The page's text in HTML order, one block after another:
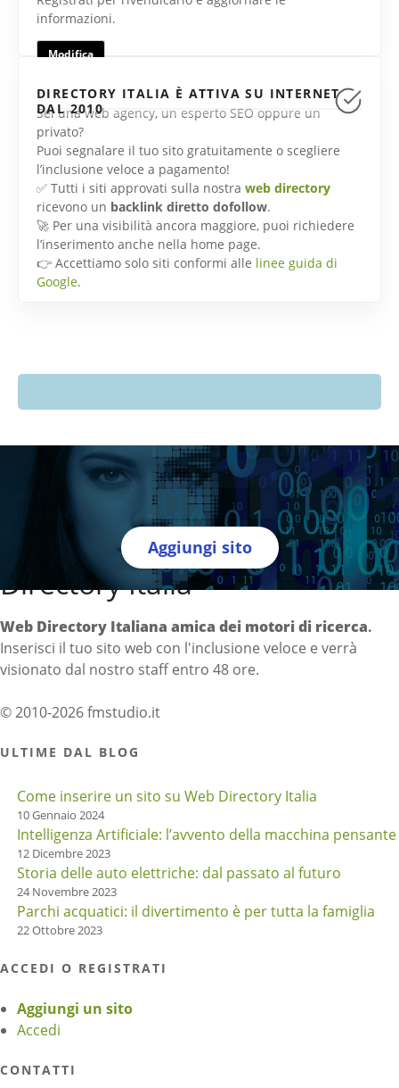
informazioni.
Modifica
DIRECTORY ITALIA È ATTIVA SU INTERNET
DAL 2010
Sei una web agency, un esperto SEO oppure un
privato?
Puoi segnalare il tuo sito gratuitamente o scegliere
l’inclusione veloce a pagamento!
✅ Tutti i siti approvati sulla nostra web directory
ricevono un backlink diretto dofollow.
🚀 Per una visibilità ancora maggiore, puoi richiedere
l’inserimento anche nella home page.
👉 Accettiamo solo siti conformi alle linee guida di
Google.
Aggiungi sito
Directory Italia
Web Directory Italiana amica dei motori di ricerca.
Inserisci il tuo sito web con l'inclusione veloce e verrà
visionato dal nostro staff entro 48 ore.
© 2010-2026 fmstudio.it
ULTIME DAL BLOG
Come inserire un sito su Web Directory Italia
10 Gennaio 2024
Intelligenza Artificiale: l’avvento della macchina pensante
12 Dicembre 2023
Storia delle auto elettriche: dal passato al futuro
24 Novembre 2023
Parchi acquatici: il divertimento è per tutta la famiglia
22 Ottobre 2023
ACCEDI O REGISTRATI
Aggiungi un sito
Accedi
CONTATTI